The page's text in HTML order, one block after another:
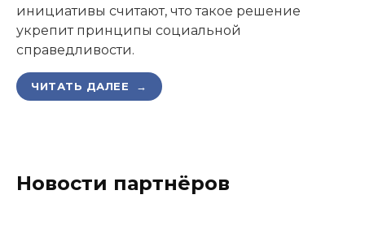
инициативы считают, что такое решение
укрепит принципы социальной
справедливости.
ЧИТАТЬ ДАЛЕЕ →
Новости партнёров